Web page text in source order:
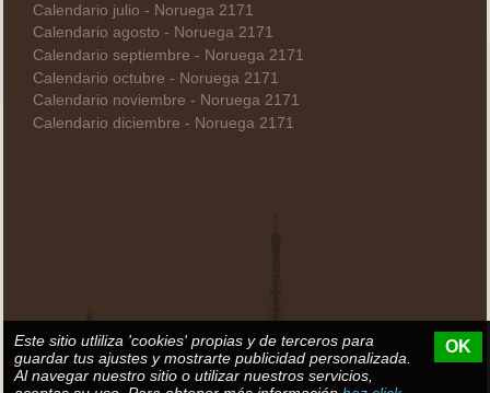
Calendario julio - Noruega 2171
Calendario agosto - Noruega 2171
Calendario septiembre - Noruega 2171
Calendario octubre - Noruega 2171
Calendario noviembre - Noruega 2171
Calendario diciembre - Noruega 2171
Este sitio utliliza 'cookies' propias y de terceros para
guardar tus ajustes y mostrarte publicidad personalizada.
Al navegar nuestro sitio o utilizar nuestros servicios,
OK